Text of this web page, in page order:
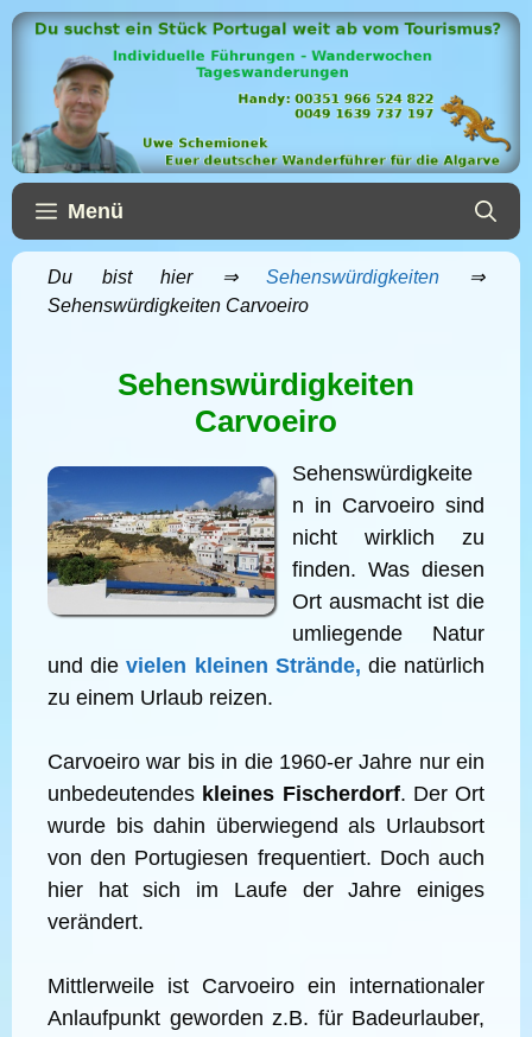
Zum
Inhalt
springen
Menü
Du bist hier ⇒Sehenswürdigkeiten ⇒
Sehenswürdigkeiten Carvoeiro
Sehenswürdigkeiten
Carvoeiro
Sehenswürdigkeite
n in Carvoeiro sind
nicht wirklich zu
finden. Was diesen
Ort ausmacht ist die
umliegende Natur
und dievielen kleinen Strände, die natürlich
zu einem Urlaub reizen.
Carvoeiro war bis in die 1960-er Jahre nur ein
unbedeutendes kleines Fischerdorf. Der Ort
wurde bis dahin überwiegend als Urlaubsort
von den Portugiesen frequentiert. Doch auch
hier hat sich im Laufe der Jahre einiges
verändert.
Mittlerweile ist Carvoeiro ein internationaler
Anlaufpunkt geworden z.B. für Badeurlauber,